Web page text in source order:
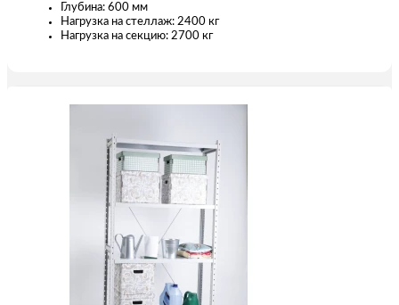
Глубина: 600 мм
Нагрузка на стеллаж: 2400 кг
Нагрузка на секцию: 2700 кг